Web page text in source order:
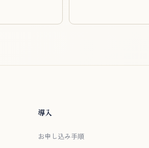
導入
お申し込み手順